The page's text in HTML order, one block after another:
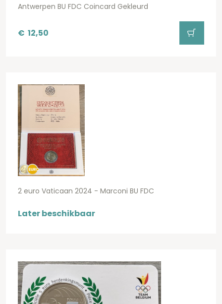
Antwerpen BU FDC Coincard Gekleurd
€ 12,50
2 euro Vaticaan 2024 - Marconi BU FDC
Later beschikbaar